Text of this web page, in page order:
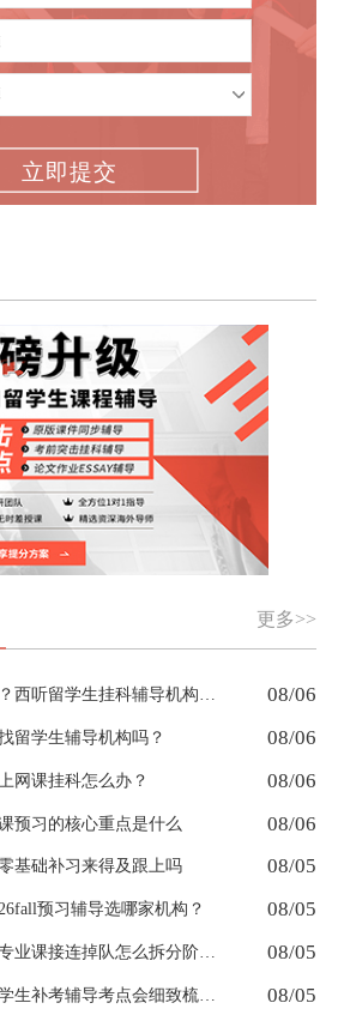
立即提交
更多>>
课程不慎挂科怎么办？西听留学生挂科辅导机构教你如何高效挽救GPA 08/06
留学生辅导机构吗？ 08/06
网课挂科怎么办？ 08/06
预习的核心重点是什么 08/06
基础补习来得及跟上吗 08/05
预习辅导选哪家机构？ 08/05
肯特大学留学生多门专业课接连掉队怎么拆分阶段性补习计划 08/05
拉筹伯大学心理学留学生补考辅导考点会细致梳理吗 08/05